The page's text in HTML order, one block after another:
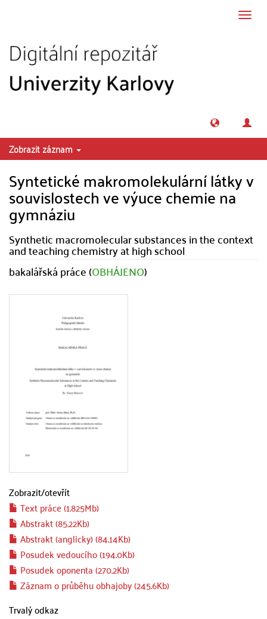
Zobrazit záznam
Syntetické makromolekulární látky v
souvislostech ve výuce chemie na
gymnáziu
Synthetic macromolecular substances in the context
and teaching chemistry at high school
bakalářská práce (OBHÁJENO)
Zobrazit/otevřít
Text práce (1.825Mb)
Abstrakt (85.22Kb)
Abstrakt (anglicky) (84.14Kb)
Posudek vedoucího (194.0Kb)
Posudek oponenta (270.2Kb)
Záznam o průběhu obhajoby (245.6Kb)
Trvalý odkaz